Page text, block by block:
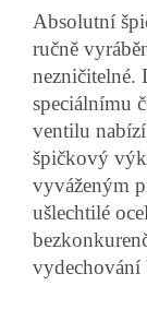
Absolutní
ručně
nezničitelné.
speciálnímu
ventilu
špičkový
vyváženým
ušlechtilé
vydechování